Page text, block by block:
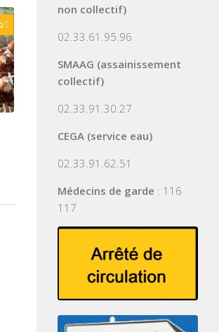
0
non collectif)
02.33.61.95.96
SMAAG (assainissement
collectif)
02.33.91.30.27
CEGA (service eau)
02.33.91.62.51
Médecins de garde : 116
117